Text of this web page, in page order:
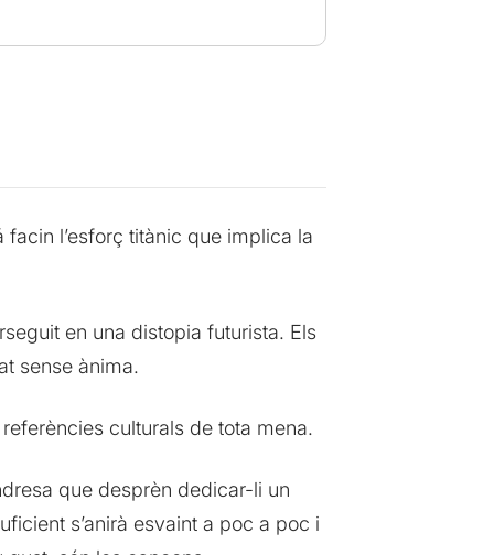
l’esforç titànic que implica la
en una distopia futurista. Els
sense ànima.
culturals de tota mena.
que desprèn dedicar-li un
s’anirà esvaint a poc a poc i